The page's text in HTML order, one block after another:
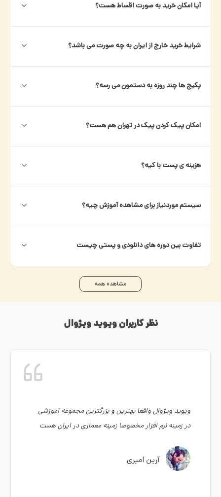
آیا امکان خرید به صورت اقساط هست؟
شرایط خرید خارج از ایران به چه صورت می باشد؟
پکیج ها چند روزه به دستمون می رسه؟
امکان پیک کردن پیک در تهران هم هست؟
هزینه ی پست با کیه؟
سیستم موردنیاز برای مشاهده آموزش چیه؟
تفاوت بین دوره های دانلودی و پستی چیست
مشاهده همه
نظر کاربران ویوید ویژوال
ویوید ویژوال واقعا بهترین و بزرگترین مجموعه آموزشی
در زمینه نرم افزار مخصوصا زمینه معماری در ایران هست
آرین امیری